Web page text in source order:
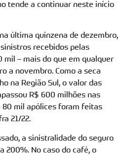
tende a continuar neste início
última quinzena de dezembro,
recebidos pelas
mil – mais do que em qualquer
a novembro. Como a seca
na Região Sul, o valor das
R$ 600 milhões nas
80 mil apólices foram feitas
21/22.
a sinistralidade do seguro
200%. No caso do café, o